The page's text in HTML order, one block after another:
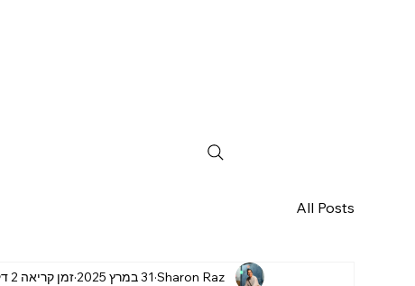
All Posts
Sharon Raz 31 במרץ 2025 זמן קריאה 2 דקות